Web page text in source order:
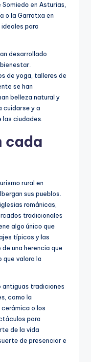
en Asturias,
o la Garrotxa en
para
desarrollado
de yoga, talleres de
se han
belleza natural y
cuidarse y a
las ciudades.
cada
rural en
sus pueblos.
románicas,
tradicionales
algo único que
típicos y las
una herencia que
que valora la
antiguas tradiciones
como la
o los
para
de la vida
de presenciar e